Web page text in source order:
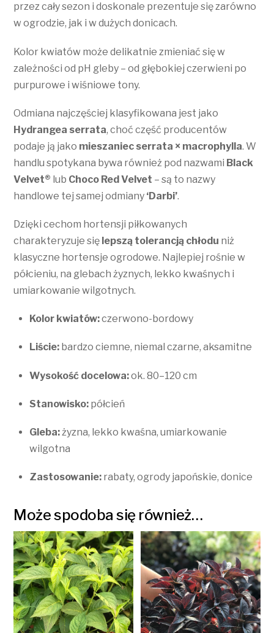
przez cały sezon i doskonale prezentuje się zarówno
w ogrodzie, jak i w dużych donicach.
Kolor kwiatów może delikatnie zmieniać się w
zależności od pH gleby – od głębokiej czerwieni po
purpurowe i wiśniowe tony.
Odmiana najczęściej klasyfikowana jest jako
Hydrangea serrata, choć część producentów
podaje ją jako mieszaniec serrata × macrophylla. W
handlu spotykana bywa również pod nazwami Black
Velvet® lub Choco Red Velvet – są to nazwy
handlowe tej samej odmiany ‘Darbi’.
Dzięki cechom hortensji piłkowanych
charakteryzuje się lepszą tolerancją chłodu niż
klasyczne hortensje ogrodowe. Najlepiej rośnie w
półcieniu, na glebach żyznych, lekko kwaśnych i
umiarkowanie wilgotnych.
Kolor kwiatów:czerwono-bordowy
Liście: bardzo ciemne, niemal czarne, aksamitne
Wysokość docelowa:ok. 80–120 cm
Stanowisko: półcień
Gleba:żyzna, lekko kwaśna, umiarkowanie
wilgotna
Zastosowanie: rabaty, ogrody japońskie, donice
Może spodoba się również…